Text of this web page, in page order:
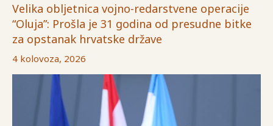
Velika obljetnica vojno-redarstvene operacije
“Oluja”: Prošla je 31 godina od presudne bitke
za opstanak hrvatske države
4 kolovoza, 2026